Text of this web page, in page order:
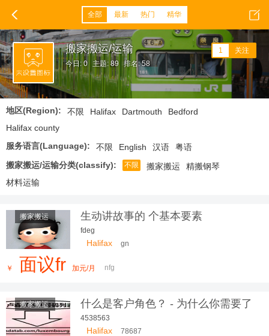
全部 最新 热门 精华
搬家搬运/运输
今日: 0 主题: 89 排名: 58
1 关注
地区(Region): 不限 Halifax Dartmouth
Bedford
Halifax county
服务语言(Language):
不限 English 汉语
粤语
搬家搬运/运输分类(classify):
不限 搬家搬运
精搬钢琴
材料运输
搬家搬运 生动讲故事的 个基本要素
fdeg
Halifax gn
￥ 面议fr 加元/月 nfg
搬家搬运
什么是客户角色？ - 为什么你需要了
解你的
4538563
Halifax 78687